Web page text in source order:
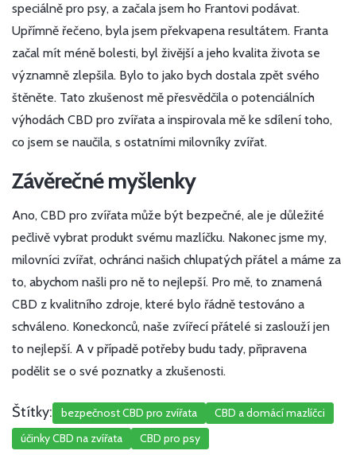
speciálně pro psy, a začala jsem ho Frantovi podávat.
Upřímně řečeno, byla jsem překvapena resultátem. Franta
začal mít méně bolesti, byl živější a jeho kvalita života se
významně zlepšila. Bylo to jako bych dostala zpět svého
štěněte. Tato zkušenost mě přesvědčila o potenciálních
výhodách CBD pro zvířata a inspirovala mě ke sdílení toho,
co jsem se naučila, s ostatními milovníky zvířat.
Závěrečné myšlenky
Ano, CBD pro zvířata může být bezpečné, ale je důležité
pečlivě vybrat produkt svému mazlíčku. Nakonec jsme my,
milovníci zvířat, ochránci našich chlupatých přátel a máme za
to, abychom našli pro ně to nejlepší. Pro mě, to znamená
CBD z kvalitního zdroje, které bylo řádně testováno a
schváleno. Koneckonců, naše zvířecí přátelé si zaslouží jen
to nejlepší. A v případě potřeby budu tady, připravena
podělit se o své poznatky a zkušenosti.
Štítky: bezpečnost CBD pro zvířata
CBD a domácí mazlíčci
účinky CBD na zvířata
CBD pro psy